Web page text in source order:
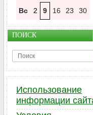
Вс 2 9 16 23 30
ПОИСК
Использование
информации